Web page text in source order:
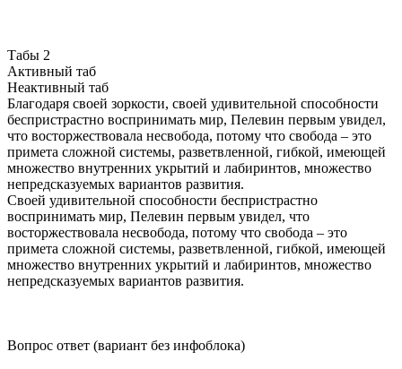
Табы 2
Активный таб
Неактивный таб
Благодаря своей зоркости, своей удивительной способности
беспристрастно воспринимать мир, Пелевин первым увидел,
что восторжествовала несвобода, потому что свобода – это
примета сложной системы, разветвленной, гибкой, имеющей
множество внутренних укрытий и лабиринтов, множество
непредсказуемых вариантов развития.
Своей удивительной способности беспристрастно
воспринимать мир, Пелевин первым увидел, что
восторжествовала несвобода, потому что свобода – это
примета сложной системы, разветвленной, гибкой, имеющей
множество внутренних укрытий и лабиринтов, множество
непредсказуемых вариантов развития.
Вопрос ответ (вариант без инфоблока)